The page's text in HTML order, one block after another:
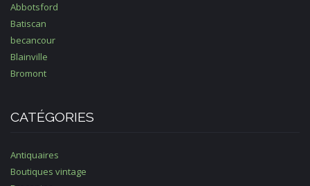
Abbotsford
Batiscan
becancour
Blainville
Bromont
CATÉGORIES
Antiquaires
Boutiques vintage